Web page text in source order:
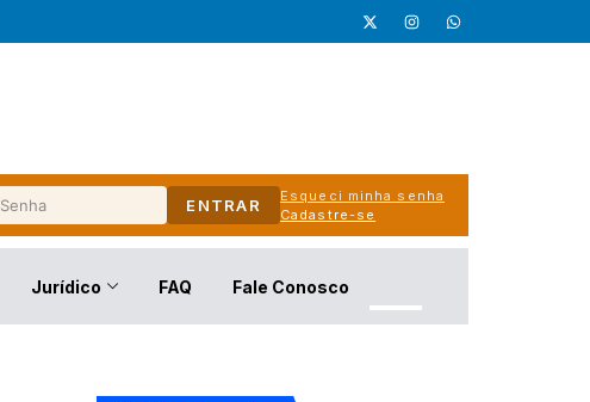
ENTRAR
Esqueci minha senha
Cadastre-se
Jurídico FAQ Fale Conosco